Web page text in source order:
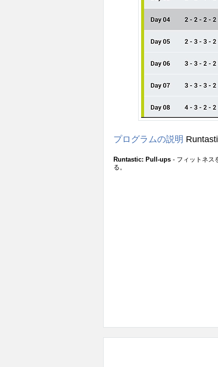
プログラムの説明
Runtastic: Pull-ups - フィットネス
る。